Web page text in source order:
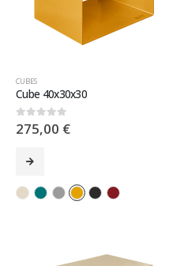
CUBES
Cube 40x30x30
0sur 5
275,00 €